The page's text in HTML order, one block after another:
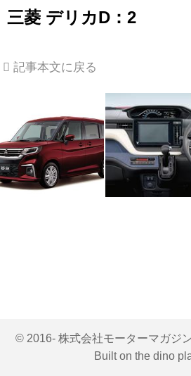
三菱 デリカD：2
記事本文に戻る
© 2016- 株式会社モーターマガジ
Built on the dino